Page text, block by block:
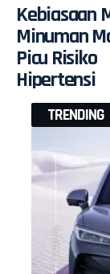
Kebiasaan
Minuman
Picu Risiko
Hipertensi
TRENDING